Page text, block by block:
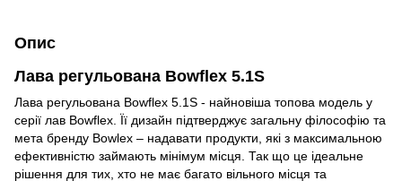
Опис
Лава регульована Bowflex 5.1S
Лава регульована Bowflex 5.1S - найновіша топова модель у
серії лав Bowflex. Її дизайн підтверджує загальну філософію та
мета бренду Bowlex – надавати продукти, які з максимальною
ефективністю займають мінімум місця. Так що це ідеальне
рішення для тих, хто не має багато вільного місця та